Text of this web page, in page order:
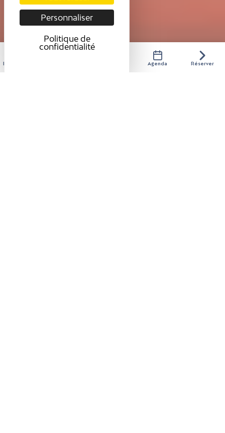
Hébergements Agenda Réserver
Personnaliser
Politique de
confidentialité